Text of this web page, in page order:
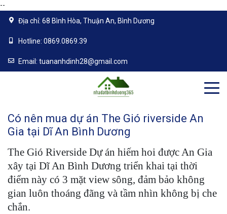
--
Địa chỉ: 68 Bình Hòa, Thuận An, Bình Dương
Hotline: 0869.0869.39
Email: tuananhdinh28@gmail.com
Có nên mua dự án The Gió riverside An
Gia tại Dĩ An Bình Dương
The Gió Riverside Dự án hiếm hoi được An Gia
xây tại Dĩ An Bình Dương triển khai tại thời
điểm này có 3 mặt view sông, đảm bảo không
gian luôn thoáng đãng và tầm nhìn không bị che
chắn.